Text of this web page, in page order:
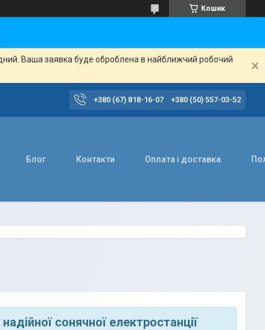
Кошик
Ваша заявка буде оброблена в найближчий робочий
+380 (67) 818-16-07 +380 (50) 557-03-52
Блог Контакти Оплата і доставка
сонячної електростанції